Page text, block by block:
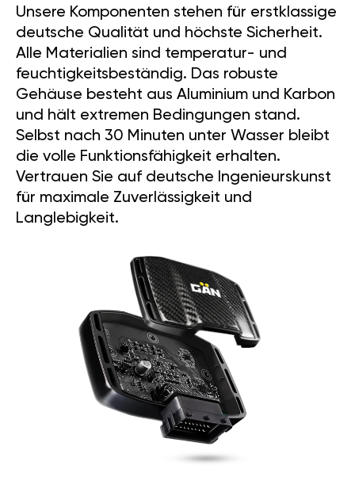
Unsere Komponenten stehen für erstklassige
deutsche Qualität und höchste Sicherheit.
Alle Materialien sind temperatur- und
feuchtigkeitsbeständig. Das robuste
Gehäuse besteht aus Aluminium und Karbon
und hält extremen Bedingungen stand.
Selbst nach 30 Minuten unter Wasser bleibt
die volle Funktionsfähigkeit erhalten.
Vertrauen Sie auf deutsche Ingenieurskunst
für maximale Zuverlässigkeit und
Langlebigkeit.